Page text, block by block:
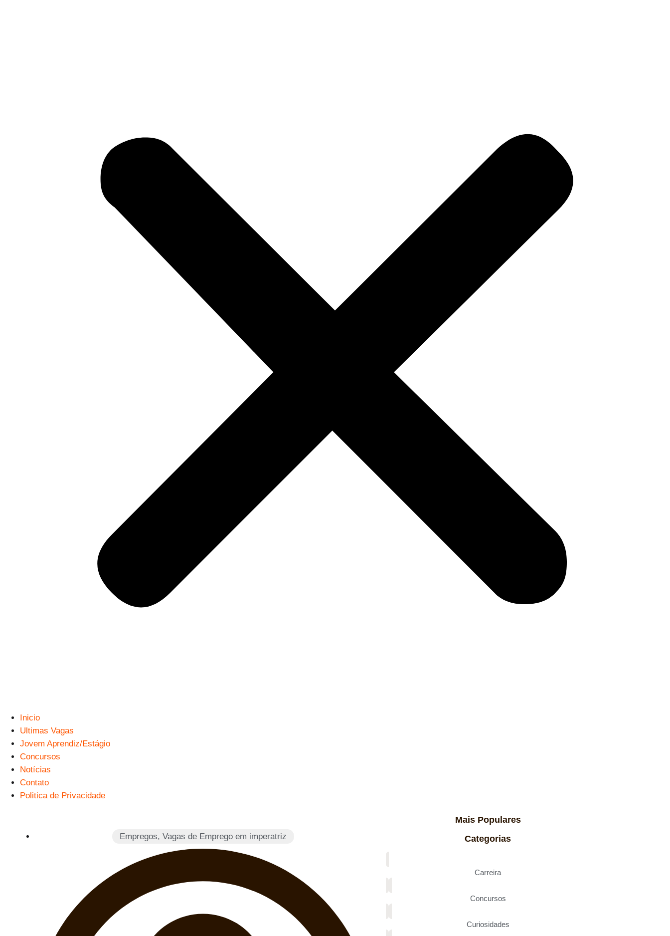
Inicio
Ultimas Vagas
Jovem Aprendiz/Estágio
Concursos
Notícias
Contato
Politica de Privacidade
Empregos, Vagas de Emprego em imperatriz
Mais Populares
Categorias
Carreira
Concursos
Curiosidades